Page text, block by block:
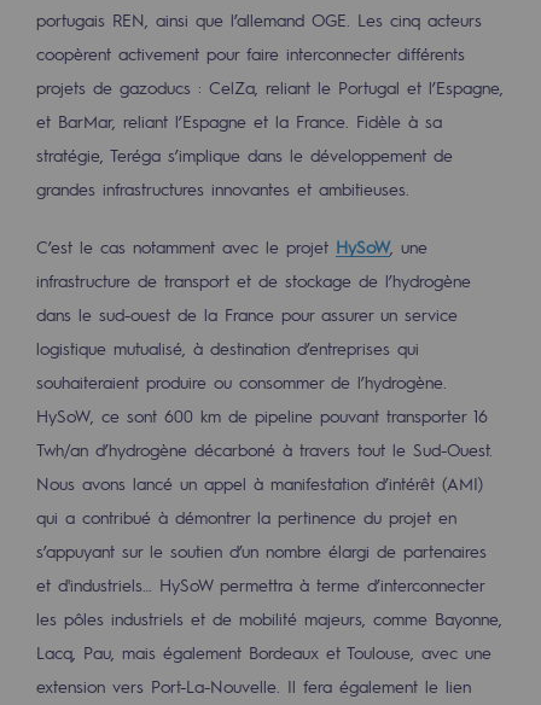
portugais REN, ainsi que l’allemand OGE. Les cinq acteurs
coopèrent activement pour faire interconnecter différents
projets de gazoducs : CelZa, reliant le Portugal et l’Espagne,
et BarMar, reliant l’Espagne et la France. Fidèle à sa
stratégie, Teréga s’implique dans le développement de
grandes infrastructures innovantes et ambitieuses.
C’est le cas notamment avec le projet HySoW, une
infrastructure de transport et de stockage de l’hydrogène
dans le sud-ouest de la France pour assurer un service
logistique mutualisé, à destination d’entreprises qui
souhaiteraient produire ou consommer de l’hydrogène.
HySoW, ce sont 600 km de pipeline pouvant transporter 16
Twh/an d’hydrogène décarboné à travers tout le Sud-Ouest.
Nous avons lancé un appel à manifestation d’intérêt (AMI)
qui a contribué à démontrer la pertinence du projet en
s’appuyant sur le soutien d’un nombre élargi de partenaires
et d'industriels… HySoW permettra à terme d’interconnecter
les pôles industriels et de mobilité majeurs, comme Bayonne,
Lacq, Pau, mais également Bordeaux et Toulouse, avec une
extension vers Port-La-Nouvelle. Il fera également le lien